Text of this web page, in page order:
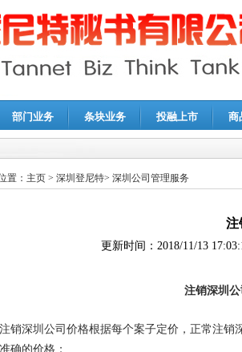
部门业务 条块业务 投融上市 商
证
置： 主页 > 深圳登尼特> 深圳公司管理服务
注
更新时间： 2018/11/13
注销深圳公
注销深圳公司价格根据每个案子定价，正常注销
准确的价格；